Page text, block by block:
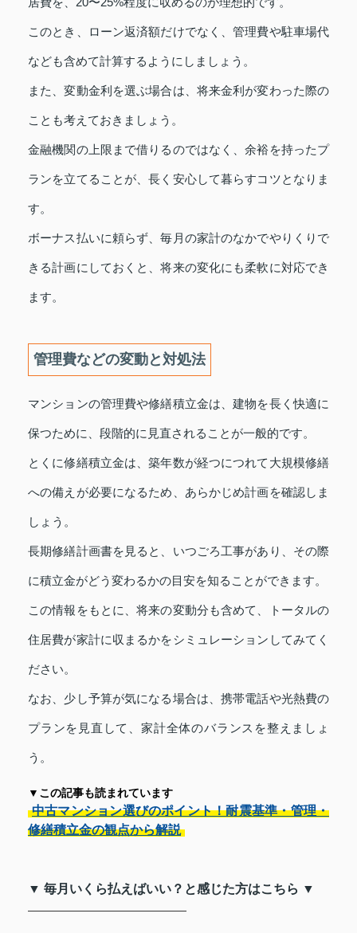
このとき、ローン返済額だけでなく、管理費や駐車場代
なども含めて計算するようにしましょう。
また、変動金利を選ぶ場合は、将来金利が変わった際の
ことも考えておきましょう。
金融機関の上限まで借りるのではなく、余裕を持ったプ
ランを立てることが、長く安心して暮らすコツとなりま
す。
ボーナス払いに頼らず、毎月の家計のなかでやりくりで
きる計画にしておくと、将来の変化にも柔軟に対応でき
ます。
管理費などの変動と対処法
マンションの管理費や修繕積立金は、建物を長く快適に
保つために、段階的に見直されることが一般的です。
とくに修繕積立金は、築年数が経つにつれて大規模修繕
への備えが必要になるため、あらかじめ計画を確認しま
しょう。
長期修繕計画書を見ると、いつごろ工事があり、その際
に積立金がどう変わるかの目安を知ることができます。
この情報をもとに、将来の変動分も含めて、トータルの
住居費が家計に収まるかをシミュレーションしてみてく
ださい。
なお、少し予算が気になる場合は、携帯電話や光熱費の
プランを見直して、家計全体のバランスを整えましょ
う。
▼この記事も読まれています
中古マンション選びのポイント！耐震基準・管理・
修繕積立金の観点から解説
▼ 毎月いくら払えばいい？と感じた方はこちら ▼